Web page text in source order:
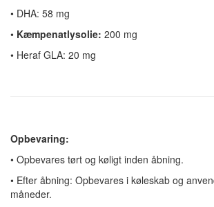
• DHA: 58 mg
• Kæmpenatlysolie: 200 mg
• Heraf GLA: 20 mg
Opbevaring:
• Opbevares tørt og køligt inden åbning.
• Efter åbning: Opbevares i køleskab og
måneder.